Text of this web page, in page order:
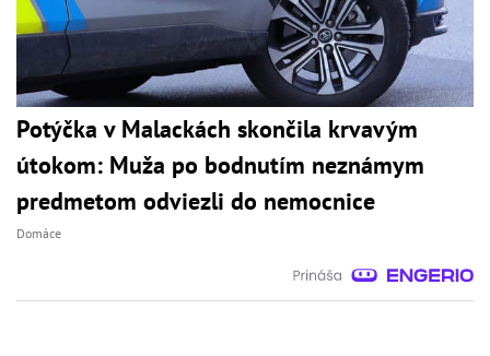
Potýčka v Malackách skončila krvavým
útokom: Muža po bodnutím neznámym
predmetom odviezli do nemocnice
Domáce